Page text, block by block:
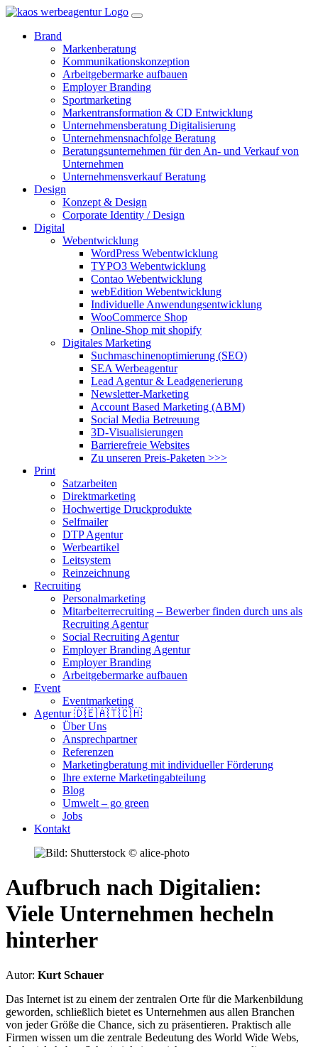
Brand
Markenberatung
Kommunikationskonzeption
Arbeitgebermarke aufbauen
Employer Branding
Sportmarketing
Markentransformation & CD Entwicklung
Unternehmensberatung Digitalisierung
Unternehmensnachfolge Beratung
Beratungsunternehmen für den An- und Verkauf von
Unternehmen
Unternehmensverkauf Beratung
Design
Konzept & Design
Corporate Identity / Design
Digital
Webentwicklung
WordPress Webentwicklung
TYPO3 Webentwicklung
Contao Webentwicklung
webEdition Webentwicklung
Individuelle Anwendungsentwicklung
WooCommerce Shop
Online-Shop mit shopify
Digitales Marketing
Suchmaschinenoptimierung (SEO)
SEA Werbeagentur
Lead Agentur & Leadgenerierung
Newsletter-Marketing
Account Based Marketing (ABM)
Social Media Betreuung
3D-Visualisierungen
Barrierefreie Websites
Zu unseren Preis-Paketen >>>
Print
Satzarbeiten
Direktmarketing
Hochwertige Druckprodukte
Selfmailer
DTP Agentur
Werbeartikel
Leitsystem
Reinzeichnung
Recruiting
Personalmarketing
Mitarbeiterrecruiting – Bewerber finden durch uns als
Recruiting Agentur
Social Recruiting Agentur
Employer Branding Agentur
Employer Branding
Arbeitgebermarke aufbauen
Event
Eventmarketing
Agentur 🇩🇪🇦🇹🇨🇭
Über Uns
Ansprechpartner
Referenzen
Marketingberatung mit individueller Förderung
Ihre externe Marketingabteilung
Blog
Umwelt – go green
Jobs
Kontakt
Aufbruch nach Digitalien:
Viele Unternehmen hecheln
hinterher
Autor: Kurt Schauer
Das Internet ist zu einem der zentralen Orte für die Markenbildung
geworden, schließlich bietet es Unternehmen aus allen Branchen
von jeder Größe die Chance, sich zu präsentieren. Praktisch alle
Firmen wissen um die zentrale Bedeutung des World Wide Webs,